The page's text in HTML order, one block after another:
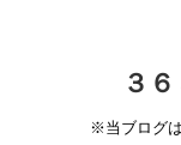
３
※当ブログ